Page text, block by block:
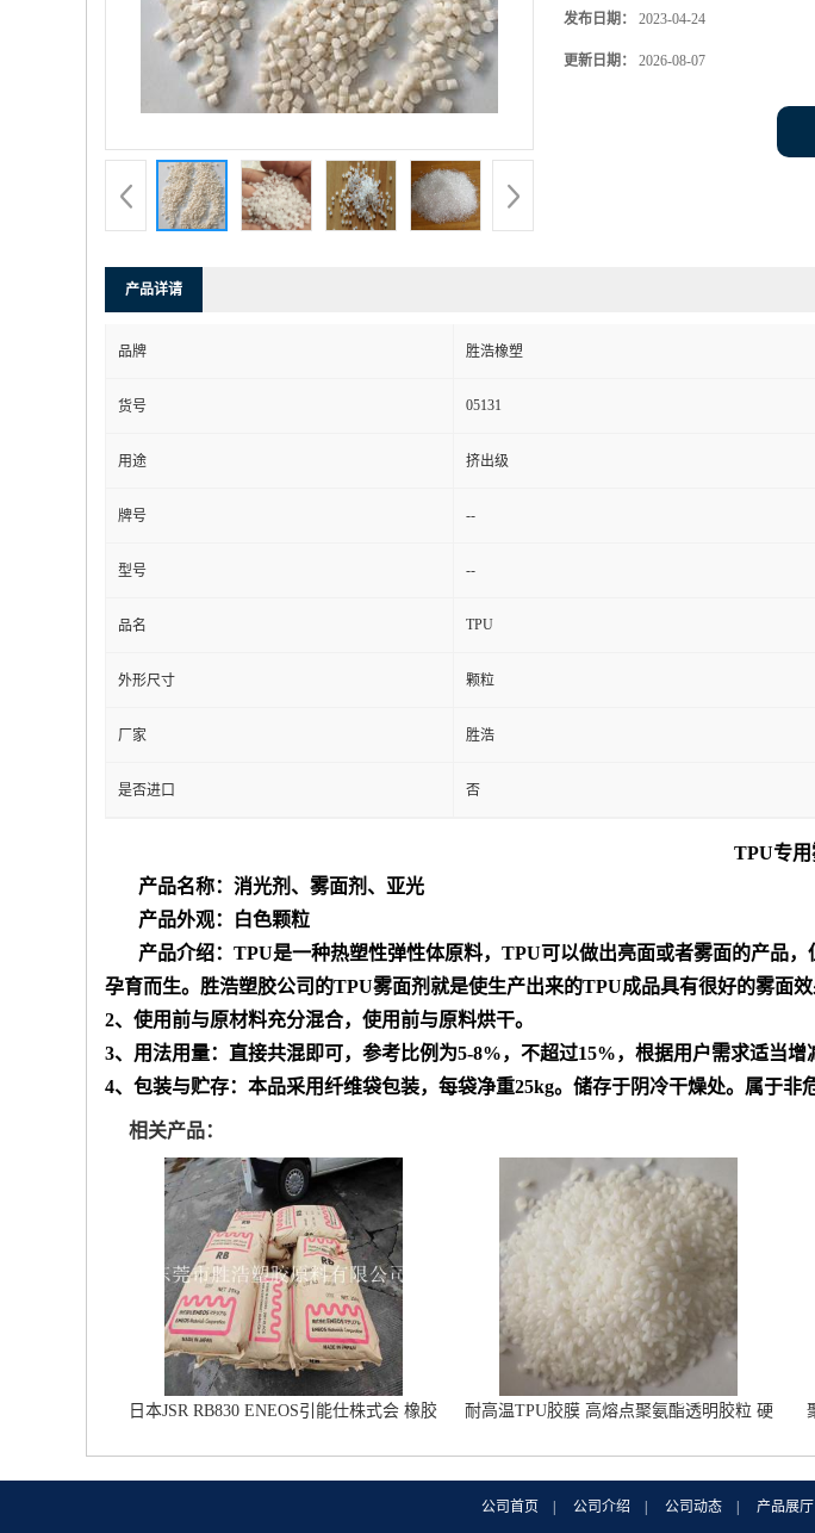
发布日期： 2023-04-24
更新日期： 2026-08-07
产品详请
品牌 胜浩橡塑
货号 05131
用途 挤出级
牌号 --
型号 --
品名 TPU
外形尺寸 颗粒
厂家 胜浩
是否进口 否
TPU专用
产品名称： 消光剂、雾面剂、亚光
产品外观：白色颗粒
产品介绍： TPU是一种热塑性弹性体原料， TPU可以做出亮面或者雾面的产品，
孕育而生。胜浩塑胶公司的TPU雾面剂就是使生产出来的TPU成品具有很好的雾面
2、使用前与原材料充分混合，使用前与原料烘干。
3、 用法用量：直接共混即可，参考比例为5-8%，不超过15%，根据用户需求适当增
4、包装与贮存：本品采用纤维袋包装，每袋净重25kg。储存于阴冷干燥处。属于非
相关产品：
日本JSR RB830 ENEOS引能仕株式会 橡胶
耐高温TPU胶膜 高熔点聚氨酯透明胶粒 硬
公司首页 公司介绍 公司动态 产品展厅